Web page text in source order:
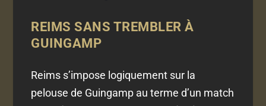
REIMS SANS TREMBLER À
GUINGAMP
Reims s’impose logiquement sur la
pelouse de Guingamp au terme d’un match